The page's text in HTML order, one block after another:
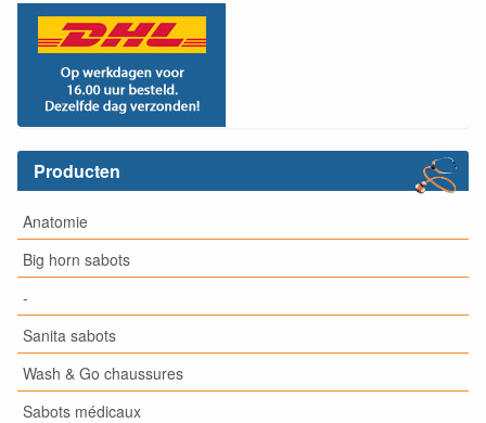
Producten
Anatomie
Big horn sabots
-
Sanita sabots
Wash & Go chaussures
Sabots médicaux